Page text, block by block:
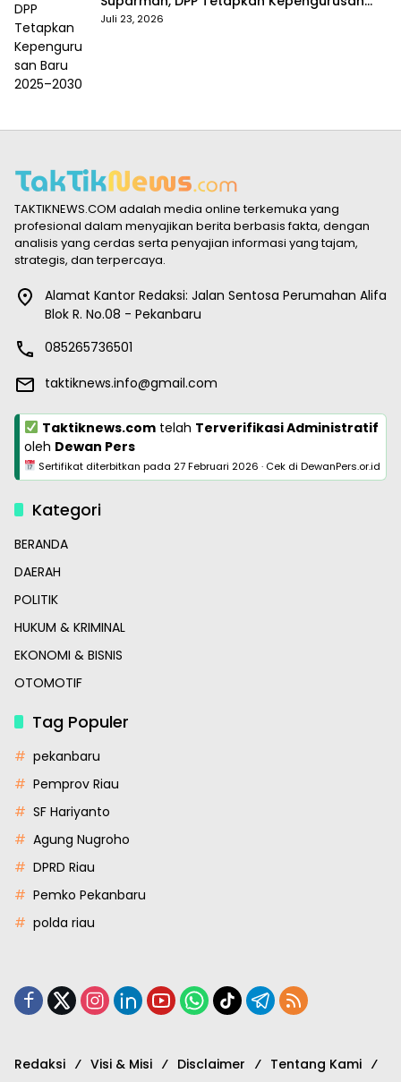
Baru 2025–2030
Juli 23, 2026
TAKTIKNEWS.COM adalah media online terkemuka yang
profesional dalam menyajikan berita berbasis fakta, dengan
analisis yang cerdas serta penyajian informasi yang tajam,
strategis, dan terpercaya.
Alamat Kantor Redaksi: Jalan Sentosa Perumahan Alifa
Blok R. No.08 - Pekanbaru
085265736501
taktiknews.info@gmail.com
Taktiknews.comtelah Terverifikasi Administratif
oleh Dewan Pers
Sertifikat diterbitkan pada 27 Februari 2026 · Cek di DewanPers.or.id
Kategori
BERANDA
DAERAH
POLITIK
HUKUM & KRIMINAL
EKONOMI & BISNIS
OTOMOTIF
Tag Populer
pekanbaru
Pemprov Riau
SF Hariyanto
Agung Nugroho
DPRD Riau
Pemko Pekanbaru
polda riau
Redaksi Visi & Misi Disclaimer
Tentang Kami